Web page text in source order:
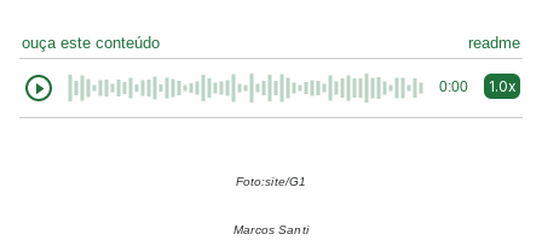
ouça este conteúdo readme
0:00 1.0x
Foto:site/G1
Marcos Santi